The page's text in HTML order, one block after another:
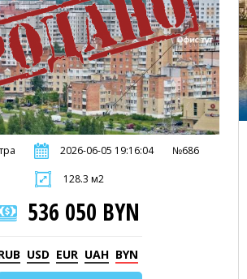
2026-06-05 19:16:04 №686
128.3 м2
536 050 BYN
USD EUR UAH BYN